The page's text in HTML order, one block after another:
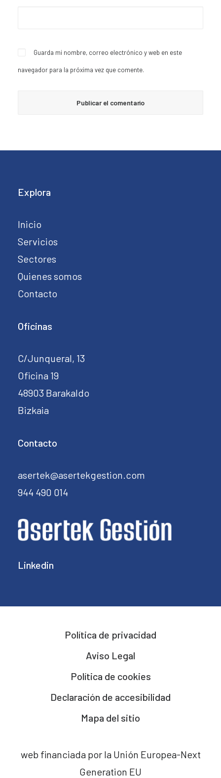
Guarda mi nombre, correo electrónico y web en este
navegador para la próxima vez que comente.
Linkedin
Explora
Inicio
Servicios
Sectores
Quienes somos
Contacto
Oficinas
C/Junqueral, 13
Oficina 19
48903 Barakaldo
Bizkaia
Contacto
asertek@asertekgestion.com
944 490 014
Política de privacidad
Aviso Legal
Política de cookies
Declaración de accesibilidad
Mapa del sitio
web financiada por la Unión Europea-Next
Generation EU